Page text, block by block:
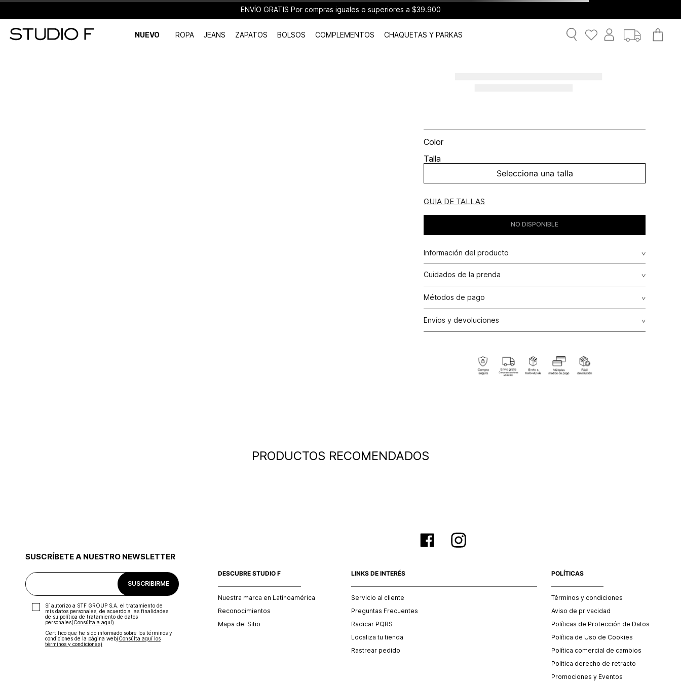
ENVÍO GRATIS Por compras iguales o superiores a $39.900
NUEVO ROPA JEANS ZAPATOS BOLSOS COMPLEMENTOS CHAQUETAS Y PARKAS
Color
Talla
Selecciona una talla
GUIA DE TALLAS
NO DISPONIBLE
Información del producto
Cuidados de la prenda
Métodos de pago
Tarjetas de crédito: Visa, Dinners, Master Card y American Express.
Envíos y devoluciones
tiendas de línea del país podrán realizarse en un plazo máximo de
30 días calendario contados a partir de la fecha de compra, siempre
y cuando el producto no haya sido usado, se encuentre en perfectas
Excepciones:
baño, accesorios y/o productos comprados en tiendas outlet o en
PRODUCTOS RECOMENDADOS
SUSCRÍBETE A NUESTRO NEWSLETTER
SUSCRIBIRME
Sí autorizo a STF GROUP S.A. el tratamiento de
mis datos personales, de acuerdo a las finalidades
de su política de tratamiento de datos
personales‎(Consúltala aquí)
Certifico que he sido informado sobre los términos y
condiciones de la página web‎(Consúlta aquí los
términos y condiciones)
DESCUBRE STUDIO F
Nuestra marca en Latinoamérica
Reconocimientos
Mapa del Sitio
LINKS DE INTERÉS
Servicio al cliente
Preguntas Frecuentes
Radicar PQRS
Localiza tu tienda
Rastrear pedido
POLÍTICAS
Términos y condiciones
Aviso de privacidad
Políticas de Protección de Datos
Política de Uso de Cookies
Política comercial de cambios
Política derecho de retracto
Promociones y Eventos